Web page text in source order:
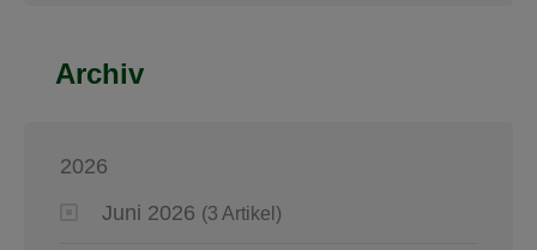
Archiv
2026
Juni 2026 (3 Artikel)